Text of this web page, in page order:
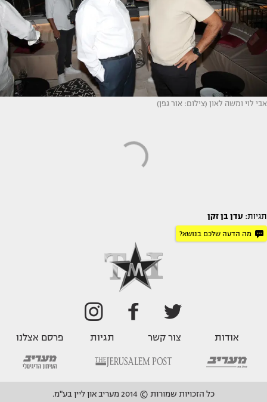
אבי לוי ומשה לאון (צילום: אור גפן)
תגיות: עדן בן זקן
מה הדעה שלכם בנושא?
אודות צור קשר תגיות פרסם אצלנו
כל הזכויות שמורות © 2014 מעריב און ליין בע"מ.